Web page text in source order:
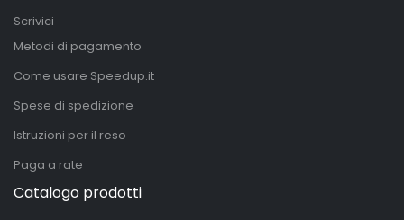
Scrivici
Metodi di pagamento
Come usare Speedup.it
Spese di spedizione
Istruzioni per il reso
Paga a rate
Catalogo prodotti